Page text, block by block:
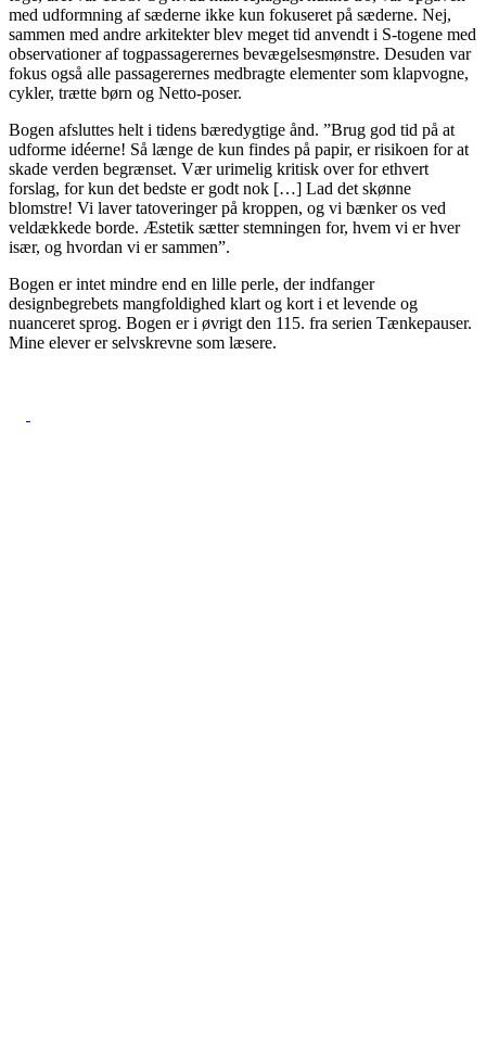
med udformning af sæderne ikke kun fokuseret på sæderne. Nej,
sammen med andre arkitekter blev meget tid anvendt i S-togene med
observationer af togpassagerernes bevægelsesmønstre. Desuden var
fokus også alle passagerernes medbragte elementer som klapvogne,
cykler, trætte børn og Netto-poser.
Bogen afsluttes helt i tidens bæredygtige ånd. ”Brug god tid på at
udforme idéerne! Så længe de kun findes på papir, er risikoen for at
skade verden begrænset. Vær urimelig kritisk over for ethvert
forslag, for kun det bedste er godt nok […] Lad det skønne
blomstre! Vi laver tatoveringer på kroppen, og vi bænker os ved
veldækkede borde. Æstetik sætter stemningen for, hvem vi er hver
især, og hvordan vi er sammen”.
Bogen er intet mindre end en lille perle, der indfanger
designbegrebets mangfoldighed klart og kort i et levende og
nuanceret sprog. Bogen er i øvrigt den 115. fra serien Tænkepauser.
Mine elever er selvskrevne som læsere.